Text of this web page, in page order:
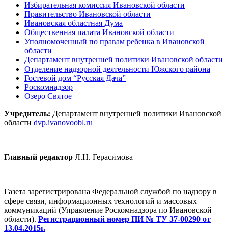
Избирательная комиссия Ивановской области
Правительство Ивановской области
Ивановская областная Дума
Общественная палата Ивановской области
Уполномоченный по правам ребенка в Ивановской
области
Департамент внутренней политики Ивановской области
Отделение надзорной деятельности Южского района
Гостевой дом “Русская Дача”
Роскомнадзор
Озеро Святое
Учредитель: Департамент внутренней политики Ивановской
области dvp.ivanovoobl.ru
Главный редактор Л.Н. Герасимова
Газета зарегистрирована Федеральной службой по надзору в
сфере связи, информационных технологий и массовых
коммуникаций (Управление Роскомнадзора по Ивановской
области). Регистрационный номер ПИ № ТУ 37-00290 от
13.04.2015г.